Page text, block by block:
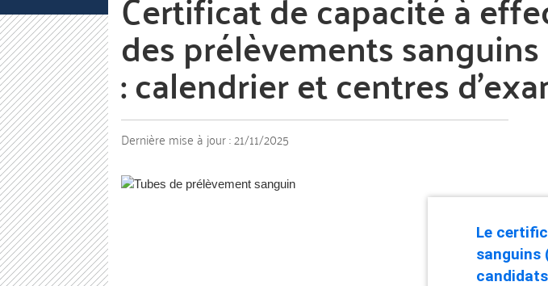
des prélèvements sanguins
: calendrier et centres
Dernière mise à jour :21/11/2025
Le
sanguins